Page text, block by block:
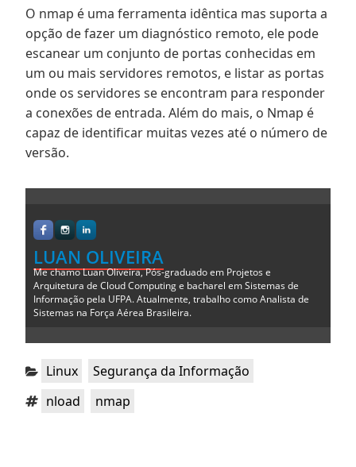
O nmap é uma ferramenta idêntica mas suporta a
opção de fazer um diagnóstico remoto, ele pode
escanear um conjunto de portas conhecidas em
um ou mais servidores remotos, e listar as portas
onde os servidores se encontram para responder
a conexões de entrada. Além do mais, o Nmap é
capaz de identificar muitas vezes até o número de
versão.
LUAN OLIVEIRA
Me chamo Luan Oliveira, Pós-graduado em Projetos e
Arquitetura de Cloud Computing e bacharel em Sistemas de
Informação pela UFPA. Atualmente, trabalho como Analista de
Sistemas na Força Aérea Brasileira.
Categorias:
Linux
Segurança da Informação
Tags:nload nmap